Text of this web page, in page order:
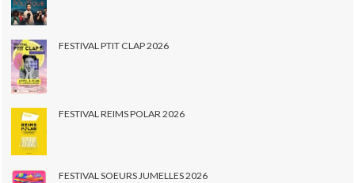
FESTIVAL PTIT CLAP 2026
FESTIVAL REIMS POLAR 2026
FESTIVAL SOEURS JUMELLES 2026